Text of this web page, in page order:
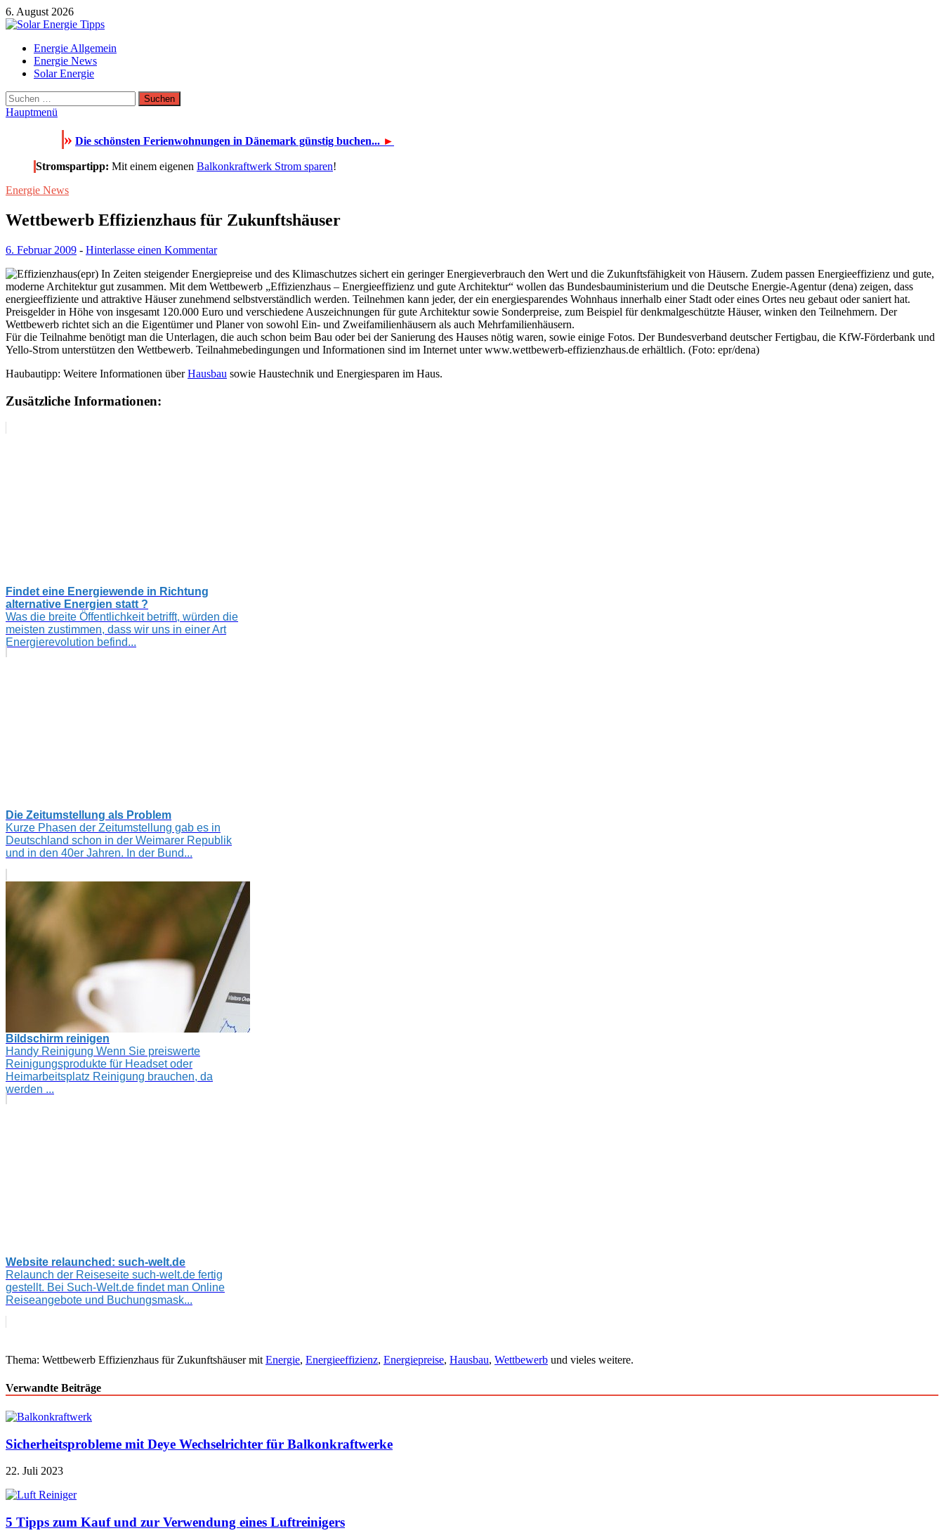
Zum
Inhalt
6. August 2026
Solar Energie Tipps
Solar Energie und Photovoltaik Informationen und Tipps
Energie Allgemein
Energie News
Solar Energie
Suchen
nach:
Hauptmenü
» Die schönsten Ferienwohnungen in Dänemark günstig buchen... ►
Stromspartipp: Mit einem eigenen Balkonkraftwerk Strom sparen!
Energie News
Wettbewerb Effizienzhaus für Zukunftshäuser
6. Februar 2009 - Hinterlasse einen Kommentar
(epr) In Zeiten steigender Energiepreise und des Klimaschutzes sichert ein geringer Energieverbrauch den Wert und die Zukunftsfähigkeit von Häusern. Zudem passen Energieeffizienz und gute,
moderne Architektur gut zusammen. Mit dem Wettbewerb „Effizienzhaus – Energieeffizienz und gute Architektur“ wollen das Bundesbauministerium und die Deutsche Energie-Agentur (dena) zeigen, dass
energieeffiziente und attraktive Häuser zunehmend selbstverständlich werden. Teilnehmen kann jeder, der ein energiesparendes Wohnhaus innerhalb einer Stadt oder eines Ortes neu gebaut oder saniert hat.
Preisgelder in Höhe von insgesamt 120.000 Euro und verschiedene Auszeichnungen für gute Architektur sowie Sonderpreise, zum Beispiel für denkmalgeschützte Häuser, winken den Teilnehmern. Der
Wettbewerb richtet sich an die Eigentümer und Planer von sowohl Ein- und Zweifamilienhäusern als auch Mehrfamilienhäusern.
Für die Teilnahme benötigt man die Unterlagen, die auch schon beim Bau oder bei der Sanierung des Hauses nötig waren, sowie einige Fotos. Der Bundesverband deutscher Fertigbau, die KfW-Förderbank und
Yello-Strom unterstützen den Wettbewerb. Teilnahmebedingungen und Informationen sind im Internet unter www.wettbewerb-effizienzhaus.de erhältlich. (Foto: epr/dena)
Haubautipp: Weitere Informationen überHausbau sowie Haustechnik und Energiesparen im Haus.
Zusätzliche Informationen:
Findet eine Energiewende in Richtung
alternative Energien statt ?
Was die breite Öffentlichkeit betrifft, würden die
meisten zustimmen, dass wir uns in einer Art
Energierevolution befind...
Die Zeitumstellung als Problem
Kurze Phasen der Zeitumstellung gab es in
Deutschland schon in der Weimarer Republik
und in den 40er Jahren. In der Bund...
Bildschirm reinigen
Handy Reinigung Wenn Sie preiswerte
Reinigungsprodukte für Headset oder
Heimarbeitsplatz Reinigung brauchen, da
werden ...
Website relaunched: such-welt.de
Relaunch der Reiseseite such-welt.de fertig
gestellt. Bei Such-Welt.de findet man Online
Reiseangebote und Buchungsmask...
Thema: Wettbewerb Effizienzhaus für Zukunftshäuser mit Energie, Energieeffizienz, Energiepreise, Hausbau, Wettbewerb und vieles weitere.
Verwandte Beiträge
Sicherheitsprobleme mit Deye Wechselrichter für Balkonkraftwerke
22. Juli 2023
5 Tipps zum Kauf und zur Verwendung eines Luftreinigers